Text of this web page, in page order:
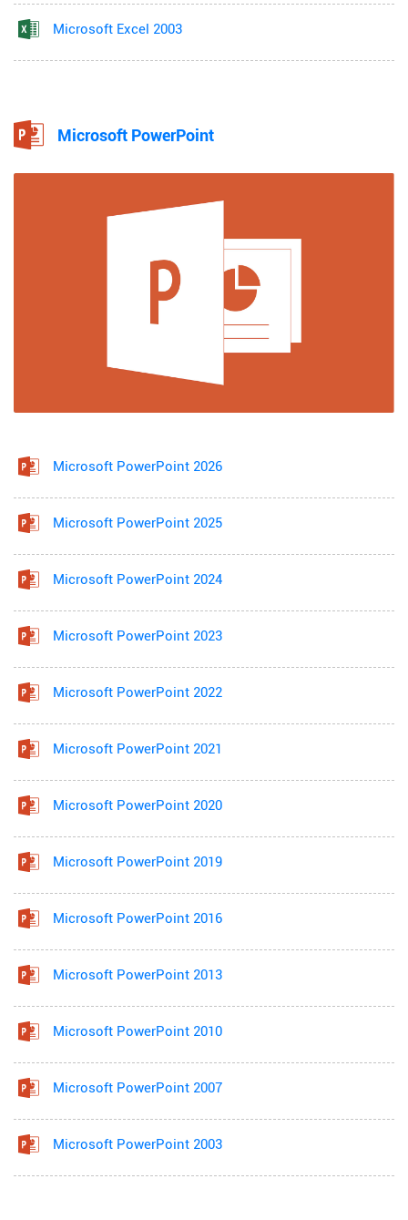
Microsoft Excel 2003
Microsoft PowerPoint
Microsoft PowerPoint 2026
Microsoft PowerPoint 2025
Microsoft PowerPoint 2024
Microsoft PowerPoint 2023
Microsoft PowerPoint 2022
Microsoft PowerPoint 2021
Microsoft PowerPoint 2020
Microsoft PowerPoint 2019
Microsoft PowerPoint 2016
Microsoft PowerPoint 2013
Microsoft PowerPoint 2010
Microsoft PowerPoint 2007
Microsoft PowerPoint 2003